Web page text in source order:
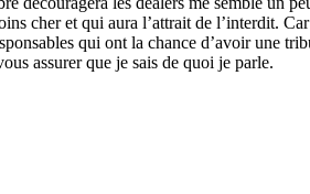
cher et qui aura l’attrait de l’interdit.
qui ont la chance d’avoir une
assurer que je sais de quoi je parle.